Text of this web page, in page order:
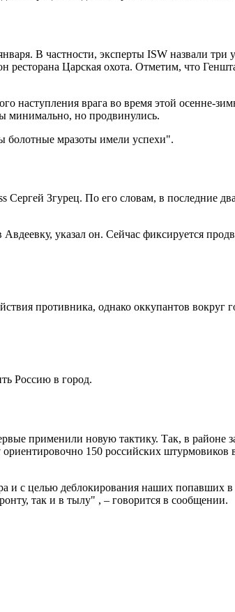
В частности, эксперты ISW назвали три
ресторана Царская охота. Отметим, что
наступления врага во время этой осенне-
минимально, но продвинулись.
болотные мразоты имели успехи".
Згурец. По его словам, в последние
указал он. Сейчас фиксируется
противника, однако оккупантов вокруг
Россию в город.
применили новую тактику. Так, в районе
ориентировочно 150 российских
и с целью деблокирования наших попавших
так и в тылу" , – говорится в сообщении.